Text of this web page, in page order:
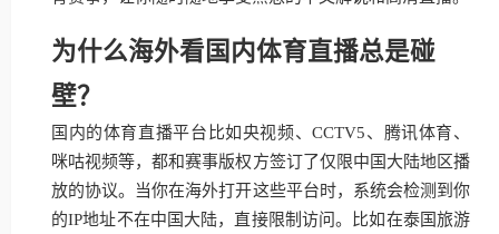
为什么海外看国内体育直播总是碰
壁？
国内的体育直播平台比如央视频、CCTV5、腾讯体育、
咪咕视频等，都和赛事版权方签订了仅限中国大陆地区播
放的协议。当你在海外打开这些平台时，系统会检测到你
的IP地址不在中国大陆，直接限制访问。比如在泰国旅游